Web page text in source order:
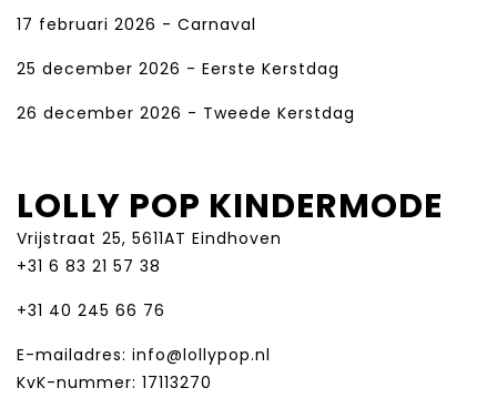
17 februari 2026 - Carnaval
25 december 2026 - Eerste Kerstdag
26 december 2026 - Tweede Kerstdag
LOLLY POP KINDERMODE
Vrijstraat 25, 5611AT Eindhoven
+31 6 83 21 57 38
+31 40 245 66 76
E-mailadres: info@lollypop.nl
KvK-nummer: 17113270